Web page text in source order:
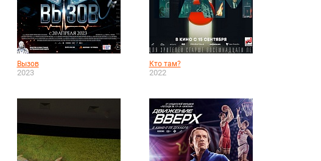
Вызов
2023
Кто там?
2022